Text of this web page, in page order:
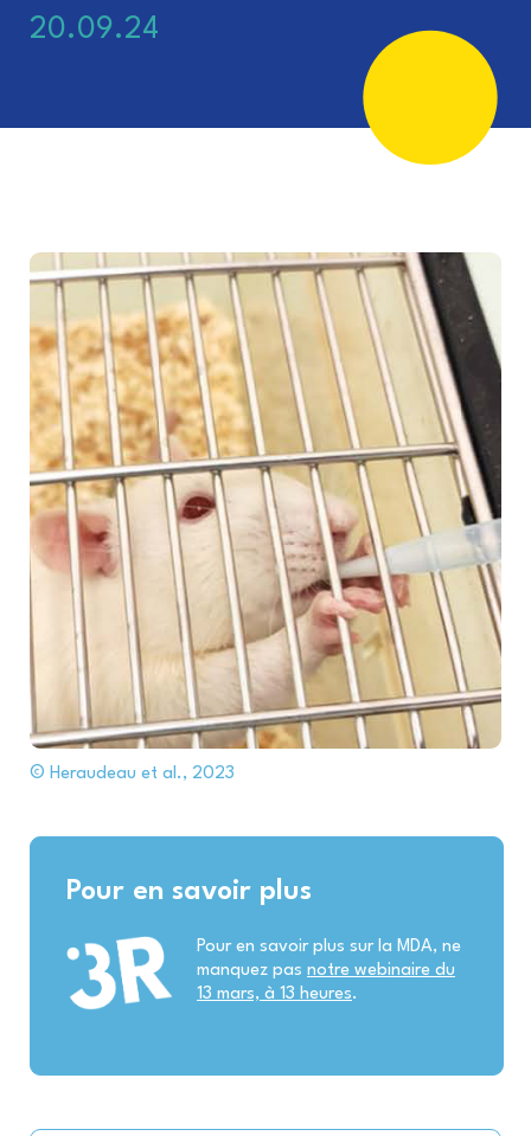
20.09.24
© Heraudeau et al., 2023
Pour en savoir plus
Pour en savoir plus sur la MDA, ne
manquez pas notre webinaire du
13 mars, à 13 heures.